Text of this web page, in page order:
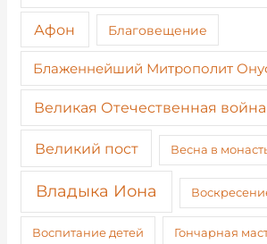
Афон Благовещение
Блаженнейший Митрополит
Великая Отечественная война
Великий пост Весна в
Владыка Иона
Воспитание детей Гончарная